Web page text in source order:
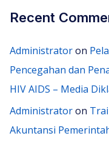
Recent
Administratoron
Pencegahan dan
HIV AIDS – Media
Administratoron
Akuntansi